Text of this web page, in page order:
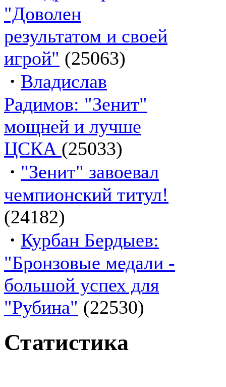
"Доволен
результатом и своей
игрой" (25063)
· Владислав
Радимов: "Зенит"
мощней и лучше
ЦСКА (25033)
· "Зенит" завоевал
чемпионский титул!
(24182)
· Курбан Бердыев:
"Бронзовые медали -
большой успех для
"Рубина" (22530)
Статистика